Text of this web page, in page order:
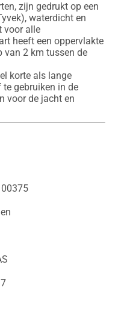
zijn gedrukt op een
waterdicht en
voor alle
heeft een oppervlakte
van 2 km tussen de
korte als lange
gebruiken in de
voor de jacht en